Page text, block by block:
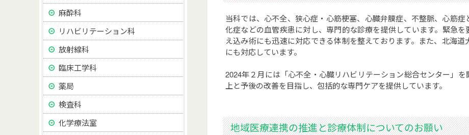
当科では、心不全、狭心症・心筋梗塞、心臓弁膜症、不整脈、心筋
化症などの血管疾患に対し、専門的な診療を提供しています。緊急
え込み術にも迅速に対応できる体制を整えております。また、北海
にも対応しています。
2024年２月には「心不全・心臓リハビリテーション総合センター」
上と予後の改善を目指し、包括的な専門ケアを提供しています。
地域医療連携の推進と診療体制についてのお願い
麻酔科
リハビリテーション科
放射線科
臨床工学科
薬局
検査科
化学療法室